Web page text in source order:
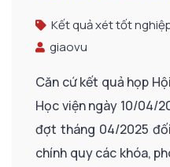
Kết quả xét tốt
giaovu
Căn cứ kết quả họp
Học viện ngày 10/04/
đợt tháng 04/2025
chính quy các khóa,